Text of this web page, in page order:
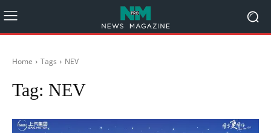
Home Tags NEV
Tag: NEV